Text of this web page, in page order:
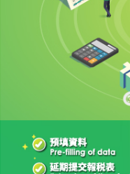
参加全国港澳研究会成
行政长官《施政报告》
祝愿祖国山河永固，国泰
加强学习《宪法》、《
地区行政检讨